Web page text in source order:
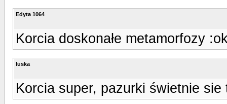
Edyta 1064
Korcia doskonałe metamorfozy
luska
Korcia super, pazurki świetnie